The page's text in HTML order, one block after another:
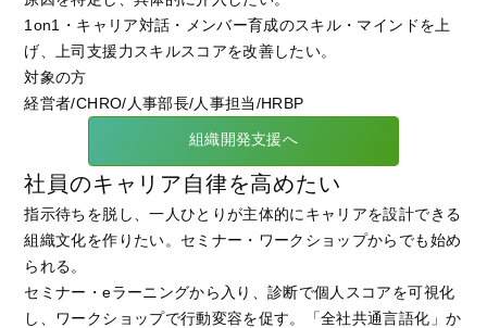
1on1・キャリア対話・メンバー育成のスキル・マインドを上
げ、上司支援力スキルスコアを改善したい。
対象の方
経営者/CHRO/人事部長/人事担当/HRBP
組織開発支援へ
社員のキャリア自律を高めたい
指示待ちを脱し、一人ひとりが主体的にキャリアを設計できる
組織文化を作りたい。セミナー・ワークショップからでも始め
られる。
セミナー・eラーニングから入り、診断で個人スコアを可視化
し、ワークショップで行動変容を促す。「全社共通言語化」か